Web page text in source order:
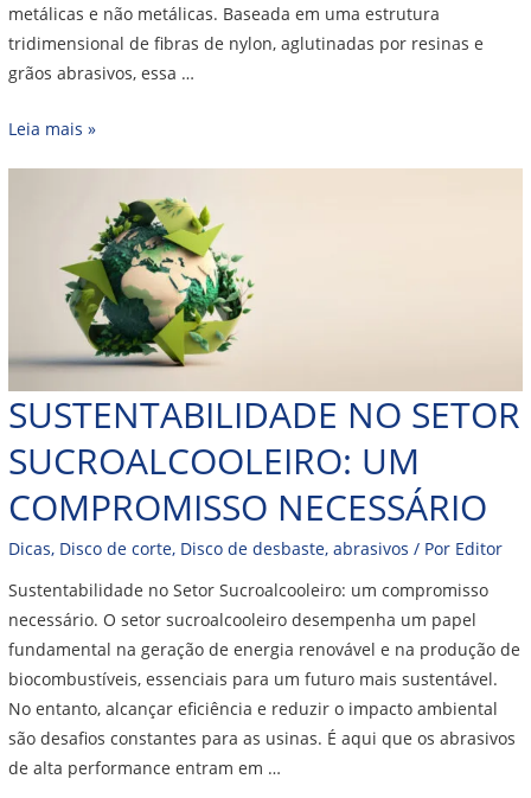
metálicas e não metálicas. Baseada em uma estrutura
tridimensional de fibras de nylon, aglutinadas por resinas e
grãos abrasivos, essa …
Leia mais »
SUSTENTABILIDADE NO SETOR
SUCROALCOOLEIRO: UM
COMPROMISSO NECESSÁRIO
Dicas, Disco de corte, Disco de desbaste,abrasivos / Por Editor
Sustentabilidade no Setor Sucroalcooleiro: um compromisso
necessário. O setor sucroalcooleiro desempenha um papel
fundamental na geração de energia renovável e na produção de
biocombustíveis, essenciais para um futuro mais sustentável.
No entanto, alcançar eficiência e reduzir o impacto ambiental
são desafios constantes para as usinas. É aqui que os abrasivos
de alta performance entram em …